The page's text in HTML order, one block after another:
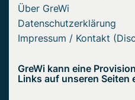
Über GreWi
Datenschutzerklärung
Impressum / Kontakt
GreWi kann eine
Links auf unseren Seiten